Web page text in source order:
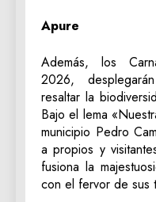
Apure
Además, los
2026,
resaltar la
Bajo el lema
municipio Pedro
a propios y
fusiona la
con el fervor de sus